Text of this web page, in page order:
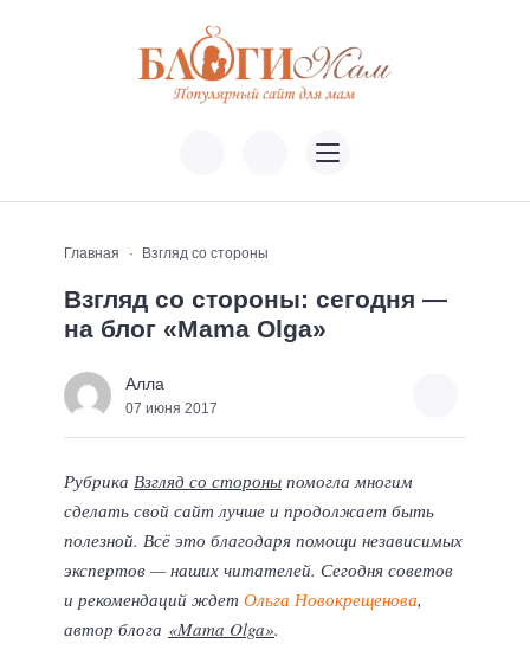
Главная Взгляд со стороны
Взгляд со стороны: сегодня —
на блог «Mama Olga»
Алла
07 июня 2017
Рубрика Взгляд со стороны помогла многим
сделать свой сайт лучше и продолжает быть
полезной. Всё это благодаря помощи независимых
экспертов — наших читателей. Сегодня советов
и рекомендаций ждет Ольга Новокрещенова,
автор блога «Mama Olga».